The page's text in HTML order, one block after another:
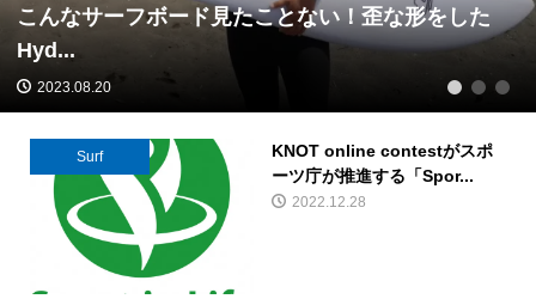
こんなサーフボード見たことない！歪な形をした
Hyd...
2023.08.20 1 2 3
Surf
KNOT online contestがスポ
ーツ庁が推進する「Spor...
2022.12.28